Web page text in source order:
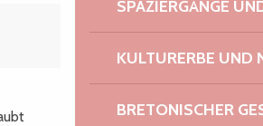
SPAZIERGÄNGE
KULTURERBE UND
BRETONISCHER